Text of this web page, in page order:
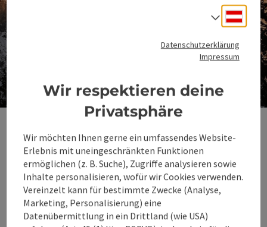
Zeige Respekt
für die Natur und
vermeide Lärm
Starte mit einer
Datenschutzerklärung
Impressum
Wir respektieren deine
Privatsphäre
Wir möchten Ihnen gerne ein umfassendes Website-
Erlebnis mit uneingeschränkten Funktionen
ermöglichen (z. B. Suche), Zugriffe analysieren sowie
Inhalte personalisieren, wofür wir Cookies verwenden.
Vereinzelt kann für bestimmte Zwecke (Analyse,
Marketing, Personalisierung) eine
Datenübermittlung in ein Drittland (wie USA)